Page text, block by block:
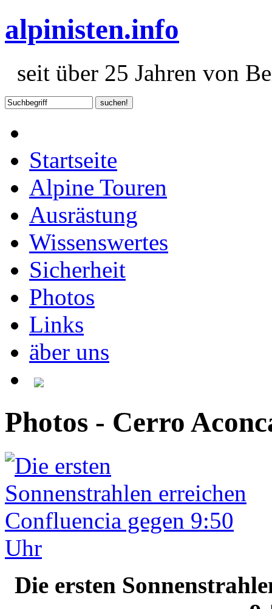
alpinisten.info
seit über 25 Jahren von
Startseite
Alpine Touren
Ausrästung
Wissenswertes
Sicherheit
Photos
Links
äber uns
Photos - Cerro
Die ersten